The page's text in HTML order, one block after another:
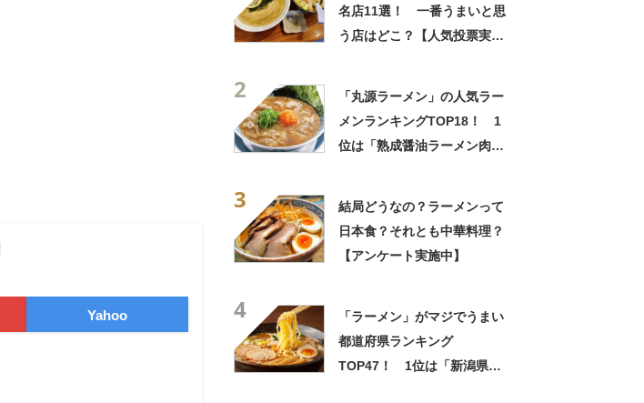
Yahoo
名店11選！ 一番うまいと思
う店はどこ？【人気投票実施
2
「丸源ラーメン」の人気ラー
メンランキングTOP18！ 1
位は「熟成醤油ラーメン肉そ
3
結局どうなの？ラーメンって
日本食？それとも中華料理？
【アンケート実施中】
4
「ラーメン」がマジでうまい
都道府県ランキング
TOP47！ 1位は「新潟県」